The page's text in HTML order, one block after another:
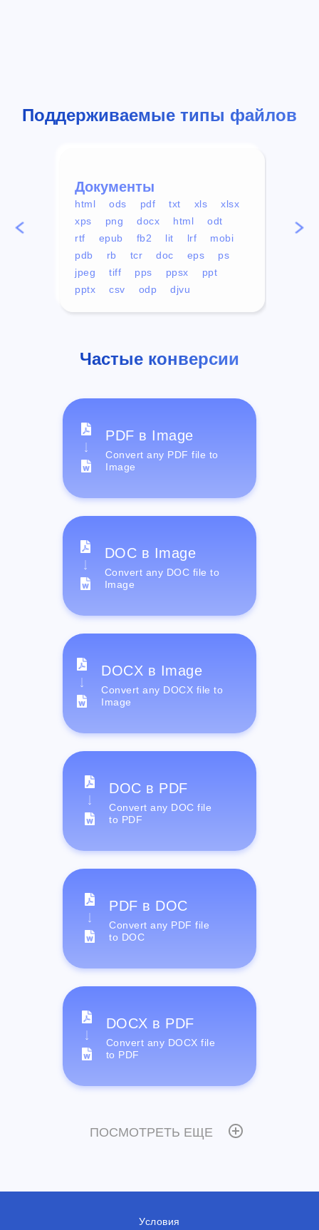
Поддерживаемые типы файлов
Документы
html ods pdf txt xls
xlsx
xps
png docx html
odt
rtf
epub fb2 lit lrf
mobi
pdb
rb tcr doc eps
ps
jpeg
tiff pps ppsx
ppt
pptx
csv odp djvu
mp4
Частые конверсии
PDF в Image
Convert any PDF file to
Image
DOC в Image
Convert any DOC file to
Image
DOCX в Image
Convert any DOCX file to
Image
DOC в PDF
Convert any DOC file
to PDF
PDF в DOC
Convert any PDF file
to DOC
DOCX в PDF
Convert any DOCX file
to PDF
ПОСМОТРЕТЬ ЕЩЕ
Условия